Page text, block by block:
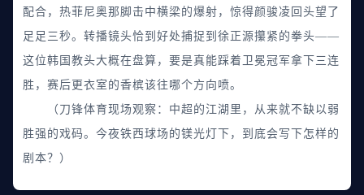
配合，热菲尼奥那脚击中横梁的爆射，惊得颜骏凌回头望了
足足三秒。转播镜头恰到好处捕捉到徐正源攥紧的拳头——
这位韩国教头大概在盘算，要是真能踩着卫冕冠军拿下三连
胜，赛后更衣室的香槟该往哪个方向喷。
（刀锋体育现场观察：中超的江湖里，从来就不缺以弱
胜强的戏码。今夜铁西球场的镁光灯下，到底会写下怎样的
剧本？）